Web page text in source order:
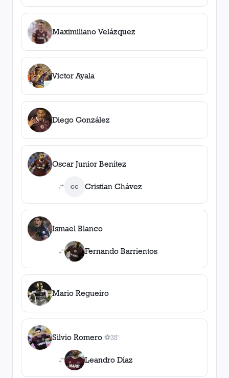
Maximiliano Velázquez
Victor Ayala
Diego González
Oscar Junior Benítez
CC Cristian Chávez
Ismael Blanco
Fernando Barrientos
Mario Regueiro
Silvio Romero ⚽
1gol
35'
Leandro Díaz